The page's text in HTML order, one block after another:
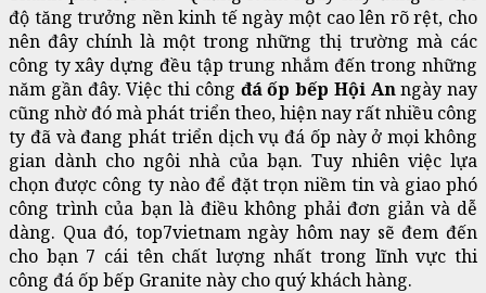
độ tăng trưởng nền kinh tế ngày một cao lên rõ rệt, cho
nên đây chính là một trong những thị trường mà các
công ty xây dựng đều tập trung nhắm đến trong những
năm gần đây. Việc thi công đá ốp bếp Hội Anngày nay
cũng nhờ đó mà phát triển theo, hiện nay rất nhiều công
ty đã và đang phát triển dịch vụ đá ốp này ở mọi không
gian dành cho ngôi nhà của bạn. Tuy nhiên việc lựa
chọn được công ty nào để đặt trọn niềm tin và giao phó
công trình của bạn là điều không phải đơn giản và dễ
dàng. Qua đó, top7vietnam ngày hôm nay sẽ đem đến
cho bạn 7 cái tên chất lượng nhất trong lĩnh vực thi
công đá ốp bếp Granite này cho quý khách hàng.